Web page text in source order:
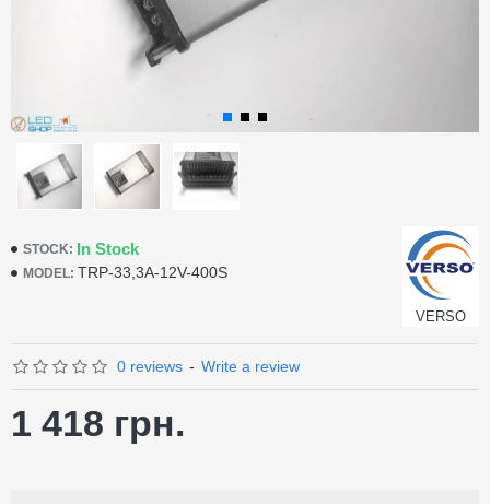
STOCK: In Stock
MODEL: TRP-33,3A-12V-400S
VERSO
0 reviews - Write a review
1 418 грн.